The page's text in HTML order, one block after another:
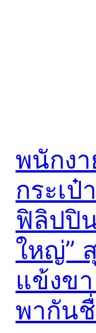
พนักง
กระเป๋
ฟิลิปปิ
ใหญ่”
แข้งข
พากัน